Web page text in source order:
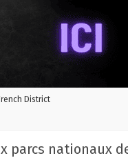
District
parcs nationaux